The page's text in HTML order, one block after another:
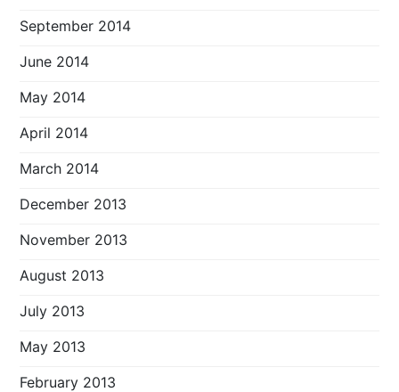
September 2014
June 2014
May 2014
April 2014
March 2014
December 2013
November 2013
August 2013
July 2013
May 2013
February 2013